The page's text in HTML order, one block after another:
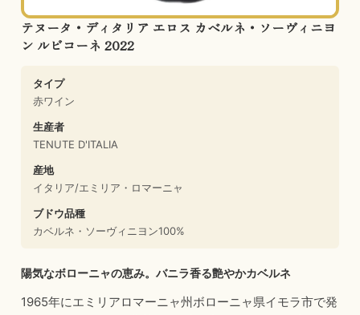
テヌータ・ディタリア エロス カベルネ・ソーヴィニヨ
ン ルビコーネ 2022
タイプ
赤ワイン
生産者
TENUTE D'ITALIA
産地
イタリア/エミリア・ロマーニャ
ブドウ品種
カベルネ・ソーヴィニヨン100%
陽気なボローニャの恵み。バニラ香る艶やかカベルネ
1965年にエミリアロマーニャ州ボローニャ県イモラ市で発